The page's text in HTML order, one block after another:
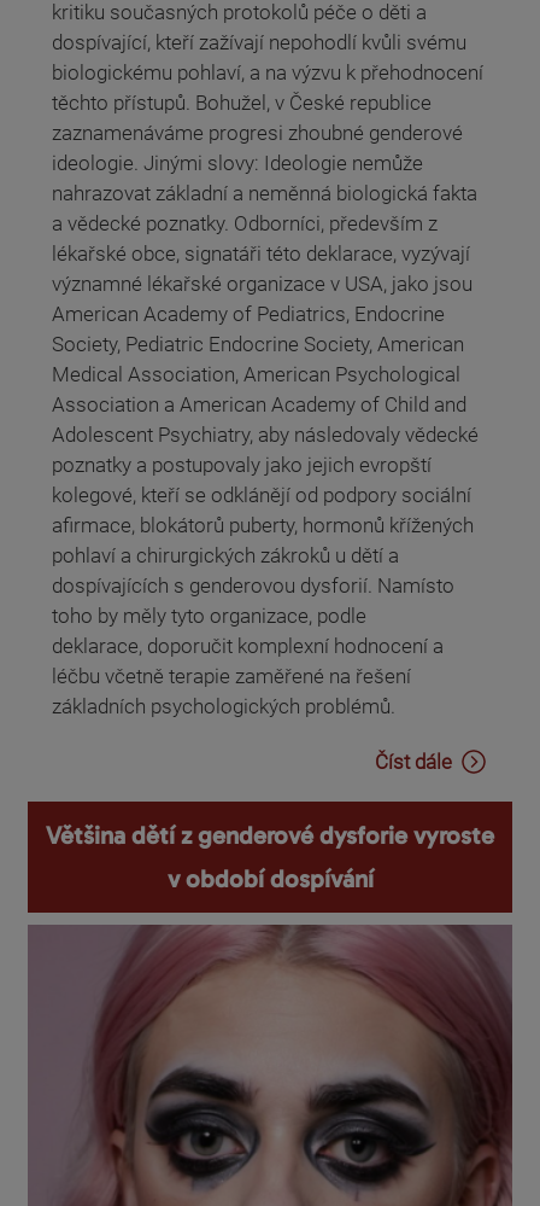
kritiku současných protokolů péče o děti a
dospívající, kteří zažívají nepohodlí kvůli svému
biologickému pohlaví, a na výzvu k přehodnocení
těchto přístupů. Bohužel, v České republice
zaznamenáváme progresi zhoubné genderové
ideologie. Jinými slovy: Ideologie nemůže
nahrazovat základní a neměnná biologická fakta
a vědecké poznatky. Odborníci, především z
lékařské obce, signatáři této deklarace, vyzývají
významné lékařské organizace v USA, jako jsou
American Academy of Pediatrics, Endocrine
Society, Pediatric Endocrine Society, American
Medical Association, American Psychological
Association a American Academy of Child and
Adolescent Psychiatry, aby následovaly vědecké
poznatky a postupovaly jako jejich evropští
kolegové, kteří se odklánějí od podpory sociální
afirmace, blokátorů puberty, hormonů křížených
pohlaví a chirurgických zákroků u dětí a
dospívajících s genderovou dysforií. Namísto
toho by měly tyto organizace, podle
deklarace, doporučit komplexní hodnocení a
léčbu včetně terapie zaměřené na řešení
základních psychologických problémů.
Číst dále
Většina dětí z genderové dysforie vyroste
v období dospívání